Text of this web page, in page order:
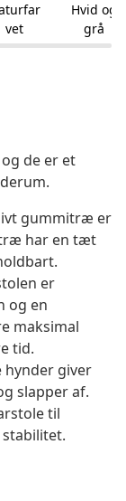
vet
Hvid og
grå
de er et
gummitræ er
har en tæt
er
og en
maksimal
tid.
hynder giver
slapper af.
til